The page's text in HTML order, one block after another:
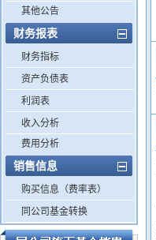
其他公告
财务报表
财务指标
资产负债表
利润表
收入分析
费用分析
销售信息
购买信息（费率表）
同公司基金转换